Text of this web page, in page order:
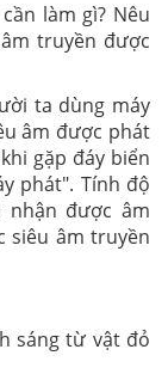
làm gì? Nêu
truyền được
ta dùng máy
âm được phát
gặp đáy biển
phát". Tính độ
nhận được âm
siêu âm truyền
sáng từ vật đỏ